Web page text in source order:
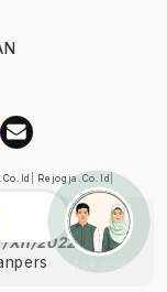
Rejogja.co.id
Pers
XII/2022
Ask me!